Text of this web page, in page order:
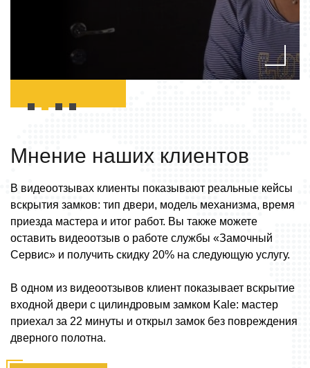
Мнение наших клиентов
В видеоотзывах клиенты показывают реальные кейсы
вскрытия замков: тип двери, модель механизма, время
приезда мастера и итог работ. Вы также можете
оставить видеоотзыв о работе службы «Замочный
Сервис» и получить скидку 20% на следующую услугу.
В одном из видеоотзывов клиент показывает вскрытие
входной двери с цилиндровым замком Kale: мастер
приехал за 22 минуты и открыл замок без повреждения
дверного полотна.